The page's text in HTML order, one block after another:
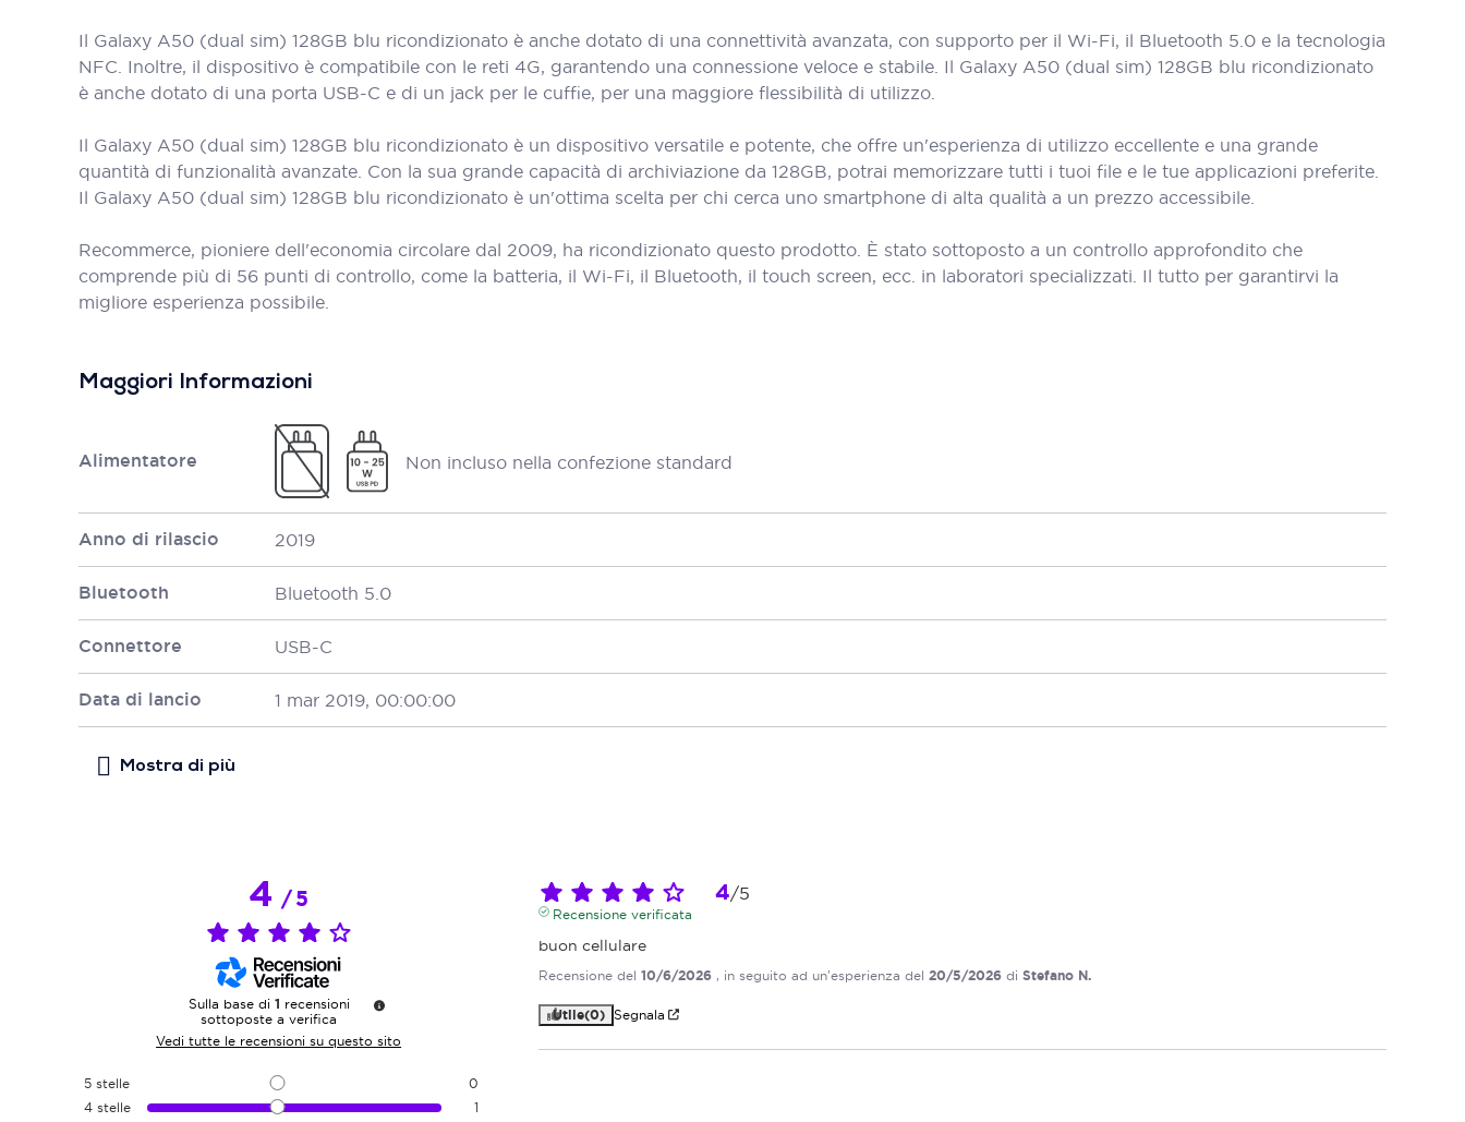
Il Galaxy A50 (dual sim) 128GB blu ricondizionato è anche dotato di una connettività avanzata, con supporto per il Wi-Fi, il Bluetooth 5.0 e la tecnologia
NFC. Inoltre, il dispositivo è compatibile con le reti 4G, garantendo una connessione veloce e stabile. Il Galaxy A50 (dual sim) 128GB blu ricondizionato
è anche dotato di una porta USB-C e di un jack per le cuffie, per una maggiore flessibilità di utilizzo.
Il Galaxy A50 (dual sim) 128GB blu ricondizionato è un dispositivo versatile e potente, che offre un'esperienza di utilizzo eccellente e una grande
quantità di funzionalità avanzate. Con la sua grande capacità di archiviazione da 128GB, potrai memorizzare tutti i tuoi file e le tue applicazioni preferite.
Il Galaxy A50 (dual sim) 128GB blu ricondizionato è un'ottima scelta per chi cerca uno smartphone di alta qualità a un prezzo accessibile.
Recommerce, pioniere dell'economia circolare dal 2009, ha ricondizionato questo prodotto. È stato sottoposto a un controllo approfondito che
comprende più di 56 punti di controllo, come la batteria, il Wi-Fi, il Bluetooth, il touch screen, ecc. in laboratori specializzati. Il tutto per garantirvi la
migliore esperienza possibile.
Maggiori Informazioni
Alimentatore Non incluso nella confezione standard
Anno di rilascio 2019
Bluetooth Bluetooth 5.0
Connettore USB-C
Data di lancio 1 mar 2019, 00:00:00
4/5
Sulla base di 1 recensioni
sottoposte a verifica
Vedi tutte le recensioni su questo sito
5 stelle
0
4 stelle
1
4/5
Recensione verificata
buon cellulare
Recensione del10/6/2026 , in seguito ad un'esperienza del20/5/2026 diStefano N.
Utile(0) Segnala